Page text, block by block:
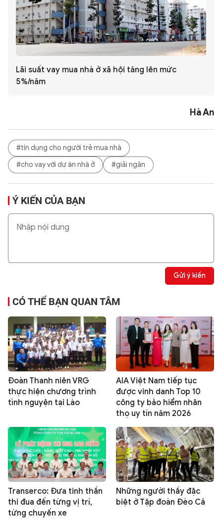
Lãi suất vay mua nhà ở xã hội tăng lên mức
5%/năm
Hà An
#tín dụng cho người trẻ mua nhà
#cho vay với dự án nhà ở
#giải ngân
Ý KIẾN CỦA BẠN
Gửi ý kiến
CÓ THỂ BẠN QUAN TÂM
Đoàn Thanh niên VRG
thực hiện chương trình
tình nguyện tại Lào
AIA Việt Nam tiếp tục
được vinh danh Top 10
công ty bảo hiểm nhân
thọ uy tín năm 2026
Transerco: Đưa tinh thần
thi đua đến từng vị trí,
từng chuyến xe
Những người thầy đặc
biệt ở Tập đoàn Đèo Cả